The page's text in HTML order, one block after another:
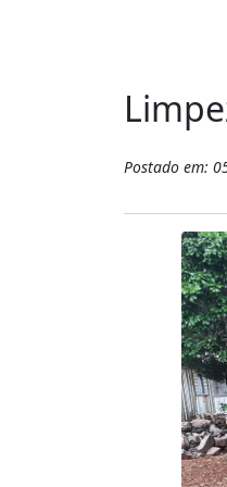
Postado em: